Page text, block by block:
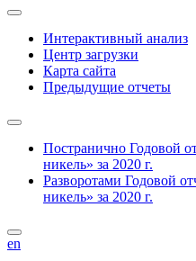
Интерактивный анализ
Центр загрузки
Карта сайта
Предыдущие отчеты
Постранично Годовой
никель» за 2020 г.
Разворотами Годовой
никель» за 2020 г.
en